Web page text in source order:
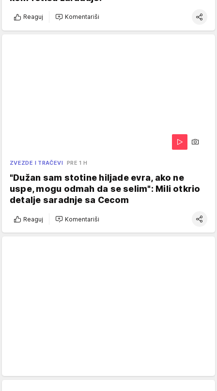
Reaguj Komentariši
ZVEZDE I TRAČEVI PRE 1 H
"Dužan sam stotine hiljade evra, ako ne
uspe, mogu odmah da se selim": Mili otkrio
detalje saradnje sa Cecom
Reaguj Komentariši